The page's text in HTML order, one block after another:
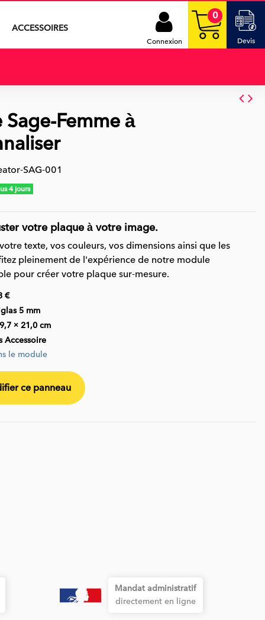
ACCESSOIRES
Connexion
0
Devis
Sage-Femme à
SAG-001
4 jours
votre plaque à votre image.
texte, vos couleurs, vos dimensions ainsi que les
pleinement de l'expérience de notre module
pour créer votre plaque sur-mesure.
€
5 mm
× 21,0 cm
Accessoire
le module
ce panneau
Mandat administratif
directement en ligne